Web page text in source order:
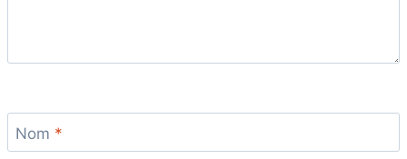
Nom *